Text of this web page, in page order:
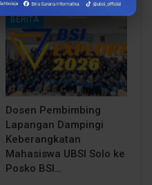
BERITA
Dosen Pembimbing
Lapangan Dampingi
Keberangkatan
Mahasiswa UBSI Solo ke
Posko BSI…